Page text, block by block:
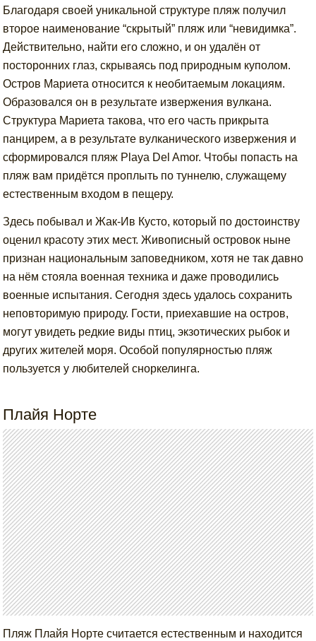
Благодаря своей уникальной структуре пляж получил
второе наименование “скрытый” пляж или “невидимка”.
Действительно, найти его сложно, и он удалён от
посторонних глаз, скрываясь под природным куполом.
Остров Мариета относится к необитаемым локациям.
Образовался он в результате извержения вулкана.
Структура Мариета такова, что его часть прикрыта
панцирем, а в результате вулканического извержения и
сформировался пляж Playa Del Amor. Чтобы попасть на
пляж вам придётся проплыть по туннелю, служащему
естественным входом в пещеру.
Здесь побывал и Жак-Ив Кусто, который по достоинству
оценил красоту этих мест. Живописный островок ныне
признан национальным заповедником, хотя не так давно
на нём стояла военная техника и даже проводились
военные испытания. Сегодня здесь удалось сохранить
неповторимую природу. Гости, приехавшие на остров,
могут увидеть редкие виды птиц, экзотических рыбок и
других жителей моря. Особой популярностью пляж
пользуется у любителей сноркелинга.
Плайя Норте
Пляж Плайя Норте считается естественным и находится